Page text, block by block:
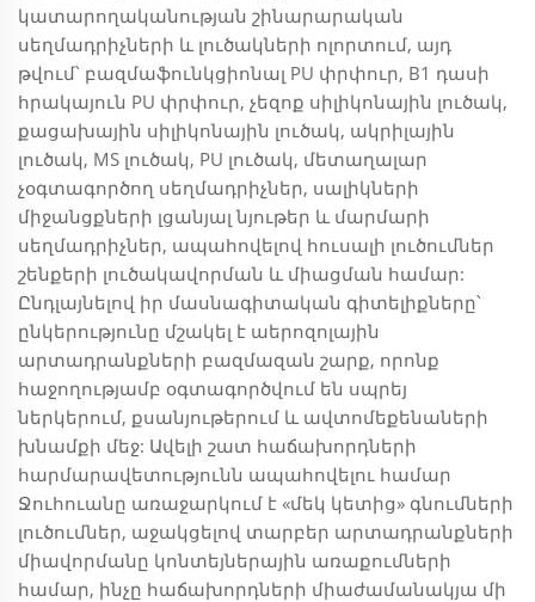
կատարողականության շինարարական
սեղմադրիչների և լուծակների ոլորտում, այդ
թվում՝ բազմաֆունկցիոնալ PU փրփուր, B1 դասի
հրակայուն PU փրփուր, չեզոք սիլիկոնային լուծակ,
քացախային սիլիկոնային լուծակ, ակրիլային
լուծակ, MS լուծակ, PU լուծակ, մետաղալար
չօգտագործող սեղմադրիչներ, սալիկների
միջանցքների լցանյալ նյութեր և մարմարի
սեղմադրիչներ, ապահովելով հուսալի լուծումներ
շենքերի լուծակավորման և միացման համար:
Ընդլայնելով իր մասնագիտական գիտելիքները՝
ընկերությունը մշակել է աերոզոլային
արտադրանքների բազմազան շարք, որոնք
հաջողությամբ օգտագործվում են սպրեյ
ներկերում, քսանյութերում և ավտոմեքենաների
խնամքի մեջ: Ավելի շատ հաճախորդների
հարմարավետությունն ապահովելու համար
Ջուհուանը առաջարկում է «մեկ կետից» գնումների
լուծումներ, աջակցելով տարբեր արտադրանքների
միավորմանը կոնտեյներային առաքումների
համար, ինչը հաճախորդների միաժամանակյա մի